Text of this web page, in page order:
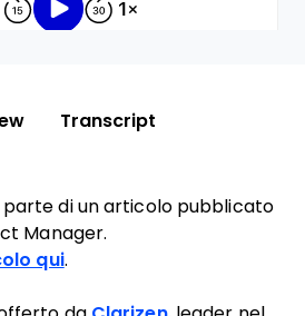
Transcript
di un articolo pubblicato
Manager.
qui.